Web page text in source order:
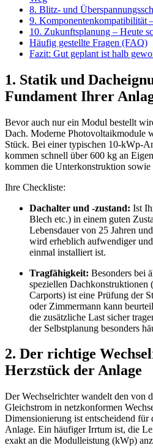
8. Blitz- und
9. Komponentenkompatibilität
10. Zukunftsplanung – Heute
Häufig gestellte Fragen (FAQ)
Fazit: Gut geplant ist halb
1. Statik und
Fundament Ihrer
Bevor auch nur ein Modul bestellt
Dach. Moderne Photovoltaikmodule
Stück. Bei einer typischen 10-kWp-
kommen schnell über 600 kg an
kommen die Unterkonstruktion sowie
Ihre Checkliste:
Dachalter und -zustand: Ist
Blech etc.) in einem guten
Lebensdauer von 25 Jahren
wird erheblich aufwendiger
einmal installiert ist.
Tragfähigkeit: Besonders bei
speziellen Dachkonstruktionen
Carports) ist eine Prüfung der
oder Zimmermann kann
die zusätzliche Last sicher
der Selbstplanung besonders
2. Der richtige
Herzstück der Anlage
Der Wechselrichter wandelt den von
Gleichstrom in netzkonformen
Dimensionierung ist entscheidend für
Anlage. Ein häufiger Irrtum ist, die
exakt an die Modulleistung (kWp)